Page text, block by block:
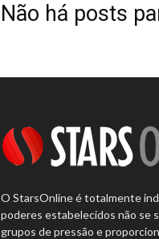
Não há posts
O StarsOnline é totalmente
poderes estabelecidos não se
grupos de pressão e